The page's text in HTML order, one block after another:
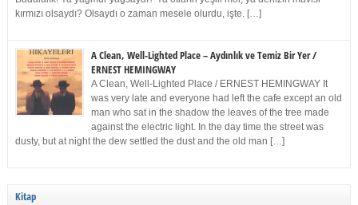
kırmızı olsaydı? Olsaydı o zaman mesele olurdu, işte. […]
A Clean, Well-Lighted Place – Aydınlık ve Temiz Bir Yer /
ERNEST HEMINGWAY
A Clean, Well-Lighted Place / ERNEST HEMINGWAY It
was very late and everyone had left the cafe except an old
man who sat in the shadow the leaves of the tree made
against the electric light. In the day time the street was
dusty, but at night the dew settled the dust and the old man […]
Kitap